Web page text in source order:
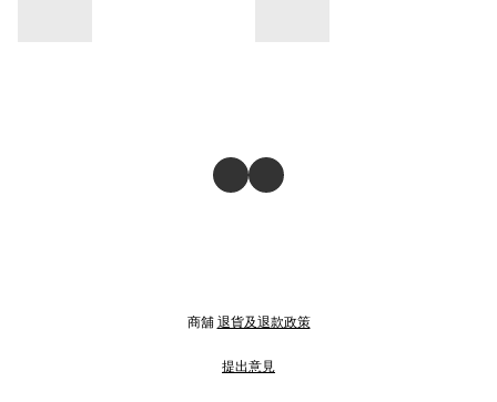
商舖退貨及退款政策
提出意見